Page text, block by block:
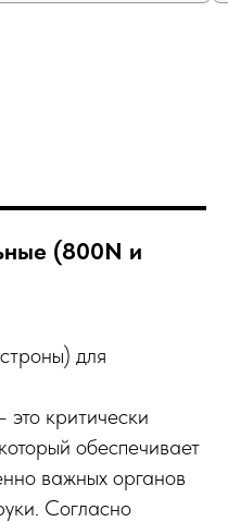
(800N и
для
критически
обеспечивает
важных органов
Согласно